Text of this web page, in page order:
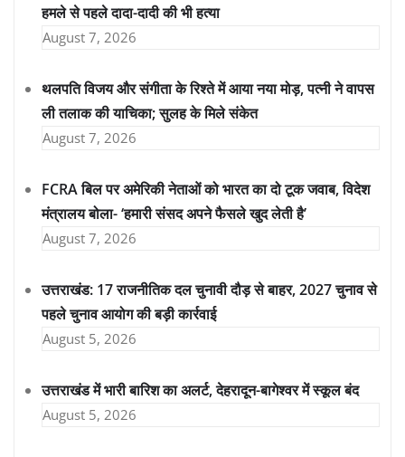
हमले से पहले दादा-दादी की भी हत्या
August 7, 2026
थलपति विजय और संगीता के रिश्ते में आया नया मोड़, पत्नी ने वापस
ली तलाक की याचिका; सुलह के मिले संकेत
August 7, 2026
FCRA बिल पर अमेरिकी नेताओं को भारत का दो टूक जवाब, विदेश
मंत्रालय बोला- ‘हमारी संसद अपने फैसले खुद लेती है’
August 7, 2026
उत्तराखंड: 17 राजनीतिक दल चुनावी दौड़ से बाहर, 2027 चुनाव से
पहले चुनाव आयोग की बड़ी कार्रवाई
August 5, 2026
उत्तराखंड में भारी बारिश का अलर्ट, देहरादून-बागेश्वर में स्कूल बंद
August 5, 2026